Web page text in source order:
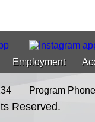
Employment
Program
Reserved.